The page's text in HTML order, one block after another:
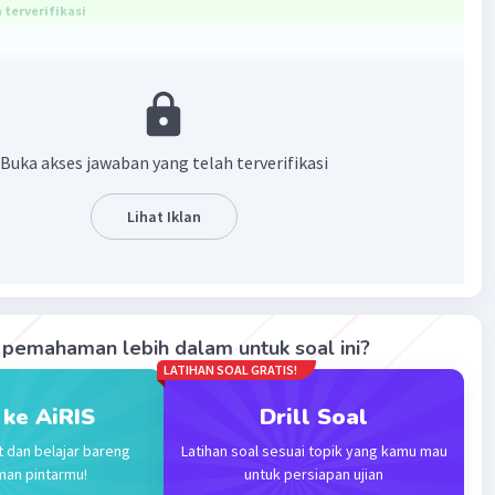
terverifikasi
data, perangkat keras, perangkat luak, dan manajemen.
ini, manajemen digunakan untuk menganalisa data-data
Balas
Iklan
terverifikasi
dalam komponen SIG dapat dibagi menjadi dua
data
sistem
Buka akses jawaban yang telah terverifikasi
Lihat Iklan
lebih dalam untuk soal ini?
AiRIS
dan belajar bareng
pintarmu!
LATIHAN SOAL GRATIS!
Drill Soal
Latihan soal sesuai topik yang kamu mau
untuk persiapan ujian